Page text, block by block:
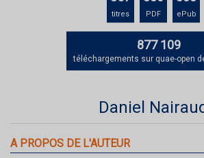
titres PDF ePub
877 109
téléchargements sur quae-open
Daniel
A PROPOS DE L'AUTEUR